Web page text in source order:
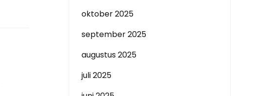
oktober 2025
september 2025
augustus 2025
juli 2025